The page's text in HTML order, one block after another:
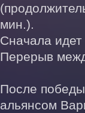
мин.).
Сначала
Перерыв
После
альянсом